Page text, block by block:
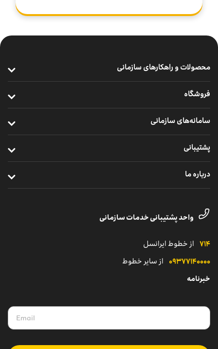
محصولات و راهکارهای سازمانی
ارتباطات یکپارچه سازمانی
اینترنت اشیا
خدمات دیجیتال
فروشگاه
خرید ردیاب خودرو
سامانه‌های سازمانی
مدیریت هوشمند ناوگان
پشتیبانی
نمایندگی
درباره ما
داستان موفقیت
واحد پشتیبانی خدمات سازمانی
۷۱۴ از خطوط ایرانسل
۰۹۳۷۷۱۴۰۰۰۰ از سایر خطوط
خبرنامه